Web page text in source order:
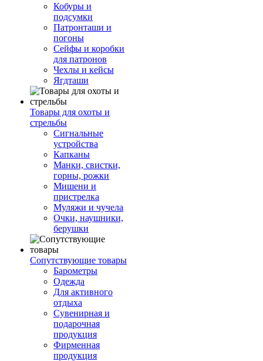
Кобуры и
подсумки
Патронташи и
погоны
Сейфы и коробки
для патронов
Чехлы и кейсы
Ягдташи
Товары для охоты и
стрельбы
Сигнальные
устройства
Капканы
Манки, свистки,
горны, рожки
Мишени и
пристрелка
Муляжи и чучела
Очки, наушники,
берушки
Сопутствующие товары
Барометры
Одежда
Для активного
отдыха
Сувенирная и
подарочная
продукция
Фирменная
продукция